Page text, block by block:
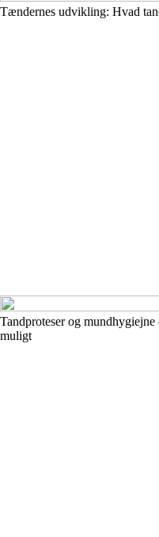
Tændernes udvikling: Hvad
Tandproteser og
muligt